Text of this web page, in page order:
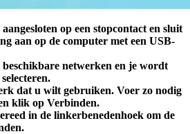
op een stopcontact en sluit
aan op de computer met een USB-
netwerken en je wordt
dat u wilt gebruiken. Voer zo nodig
klik op Verbinden.
in de linkerbenedenhoek om de